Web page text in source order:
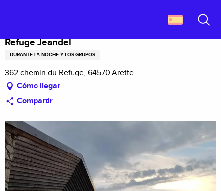
principal
Refuge Jeandel
DURANTE LA NOCHE Y LOS GRUPOS
362 chemin du Refuge, 64570 Arette
Cómo llegar
Compartir